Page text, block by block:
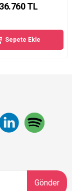
TL
Sepete Ekle
Gönder